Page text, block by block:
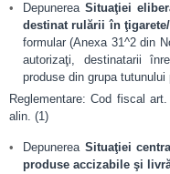
DepunereaSituaţiei
destinat rulării în
formular (Anexa 31^2 din
autorizaţi, destinatarii
produse din grupa tutunului
Reglementare: Cod fiscal
alin. (1)
Depunerea Situaţiei
produse accizabile şi